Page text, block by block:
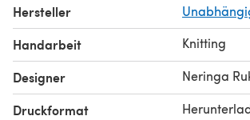
– Fern; 671 – Pine; 679 – Chesnut.
**Gauge:**10cm x 10cm (4’’ x 4’’) = 22.5
rows in Stockinette stitch after washing.
**Pattern includes:**Youtube video links
dress schematic, finished
abbreviations.
Hersteller
Handarbeit Knitting
Designer Neringa
Druckformat